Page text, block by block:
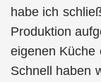
habe ich
Produktion
eigenen Küche
Schnell haben